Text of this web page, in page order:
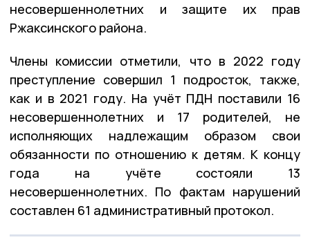
несовершеннолетних и защите их прав
Ржаксинского района.
Члены комиссии отметили, что в 2022 году
преступление совершил 1 подросток, также,
как и в 2021 году. На учёт ПДН поставили 16
несовершеннолетних и 17 родителей, не
исполняющих надлежащим образом свои
обязанности по отношению к детям. К концу
года на учёте состояли 13
несовершеннолетних. По фактам нарушений
составлен 61 административный протокол.